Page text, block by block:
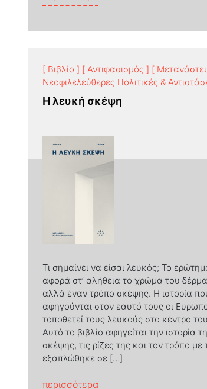
[ Βιβλίο ] [ Αντιφασισμός ] [
Νεοφιλελεύθερες Πολιτικές &
Η λευκή σκέψη
Τι σημαίνει να είσαι λευκός; Το
αφορά στ’ αλήθεια το χρώμα του
αλλά έναν τρόπο σκέψης. Η ιστορία
αφηγούνται στον εαυτό τους οι
τοποθετεί τους λευκούς στο κέντρο
Αυτό το βιβλίο αφηγείται την ιστορία
σκέψης, τις ρίζες της και τον τρόπο με
εξαπλώθηκε σε […]
περισσότερα